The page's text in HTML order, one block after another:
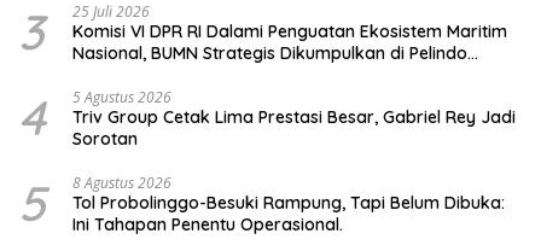
3 25 Juli 2026
Komisi VI DPR RI Dalami Penguatan Ekosistem Maritim
Nasional, BUMN Strategis Dikumpulkan di Pelindo
4 5 Agustus 2026
Triv Group Cetak Lima Prestasi Besar, Gabriel Rey Jadi
Sorotan
5 8 Agustus 2026
Tol Probolinggo-Besuki Rampung, Tapi Belum Dibuka:
Ini Tahapan Penentu Operasional.